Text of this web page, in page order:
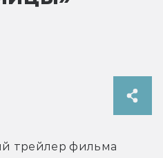
трейлер фильма